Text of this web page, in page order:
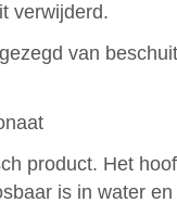
verwijderd.
van
product. Het
is in water